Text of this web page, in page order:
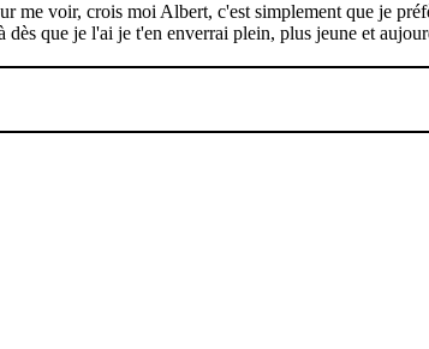
voir, crois moi Albert, c'est simplement que je
que je l'ai je t'en enverrai plein, plus jeune et